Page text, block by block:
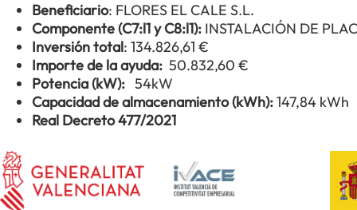
Beneficiario: FLORES EL CALE S.L.
Componente (C7:l1 y C8:l1): INSTALACIÓN DE
Inversión total: 134.826,61 €
Importe de la ayuda: 50.832,60 €
Potencia (kW): 54kW
Capacidad de almacenamiento (kWh):147,84 kWh
Real Decreto 477/2021